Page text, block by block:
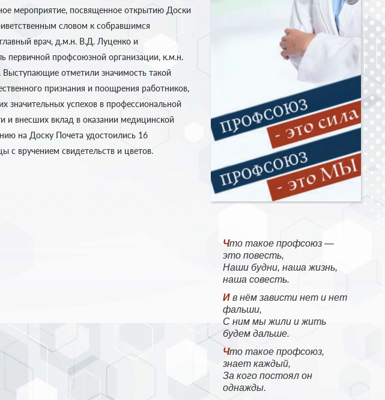
Что такое профсоюз —
это повесть,
Наши будни, наша жизнь,
наша совесть.
И в нём зависти нет и нет
фальши,
С ним мы жили и жить
будем дальше.
Что такое профсоюз,
знает каждый,
За кого постоял он
однажды.
мероприятие, посвященное открытию Доски
словом к собравшимся
врач, д.м.н. В.Д. Луценко и
первичной профсоюзной организации, к.м.н.
отметили значимость такой
признания и поощрения работников,
значительных успехов в профессиональной
и внесших вклад в оказании медицинской
на Доску Почета удостоились 16
с вручением свидетельств и цветов.